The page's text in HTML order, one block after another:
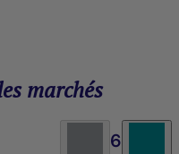
marchés
6